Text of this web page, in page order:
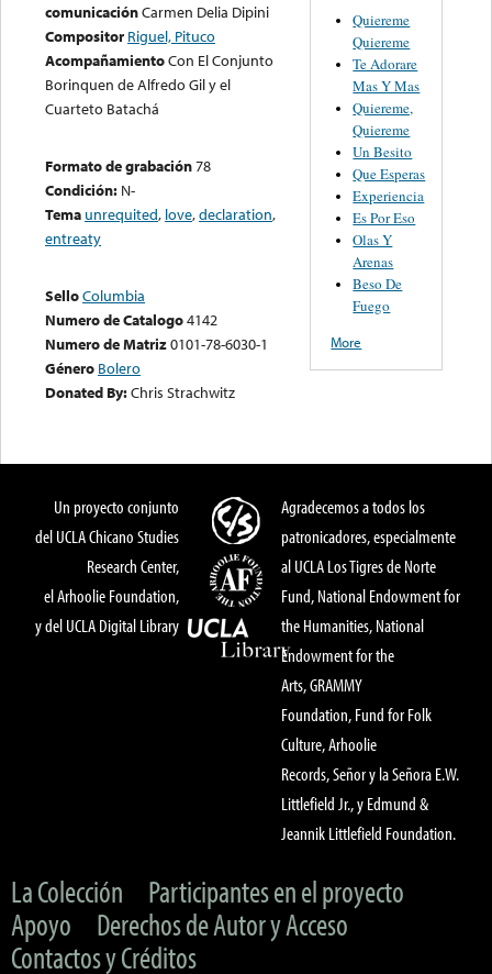
comunicaciónCarmen Delia Dipini
Compositor Riguel, Pituco
AcompañamientoCon El Conjunto
Borinquen de Alfredo Gil y el
Cuarteto Batachá
Formato de grabación78
Condición: N-
Tema unrequited, love,declaration,
entreaty
SelloColumbia
Numero de Catalogo4142
Numero de Matriz0101-78-6030-1
Género Bolero
Donated By:Chris Strachwitz
Quiereme
Quiereme
Te Adorare
Mas Y Mas
Quiereme,
Quiereme
Un Besito
Que Esperas
Experiencia
Es Por Eso
Olas Y
Arenas
Beso De
Fuego
More
Un proyecto conjunto
del UCLA Chicano Studies
Research Center,
el Arhoolie Foundation,
y del UCLA Digital Library
Agradecemos a todos los
patronicadores, especialmente
al UCLA Los Tigres de Norte
Fund, National Endowment for
the Humanities, National
Endowment for the
Arts, GRAMMY
Foundation, Fund for Folk
Culture, Arhoolie
Records, Señor y la Señora E.W.
Littlefield Jr., y Edmund &
Jeannik Littlefield Foundation.
La Colección
Participantes en el proyecto
Apoyo
Derechos de Autor y Acceso
Contactos y Créditos